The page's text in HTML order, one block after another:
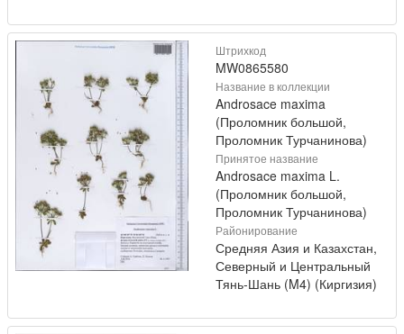
Штрихкод
MW0865580
Название в коллекции
Androsace maxima
(Проломник большой,
Проломник Турчанинова)
Принятое название
Androsace maxima L.
(Проломник большой,
Проломник Турчанинова)
Районирование
Средняя Азия и Казахстан,
Северный и Центральный
Тянь-Шань (M4) (Киргизия)